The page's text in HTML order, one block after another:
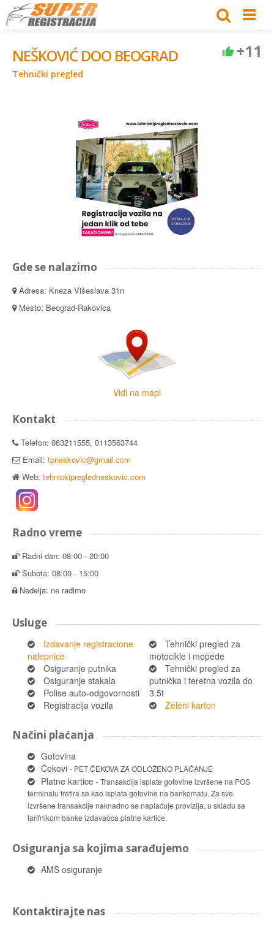
NEŠKOVIĆ DOO BEOGRAD
Tehnički pregled
+11
Gde se nalazimo
Adresa: Kneza Višeslava 31n
Mesto: Beograd-Rakovica
Vidi na mapi
Kontakt
Telefon: 063211555, 0113563744
Email: tpneskovic@gmail.com
Web: tehnickipregledneskovic.com
Radno vreme
Radni dan: 08:00 - 20:00
Subota: 08:00 - 15:00
Nedelja: ne radimo
Usluge
Izdavanje registracione
nalepnice
Osiguranje putnika
Osiguranje stakala
Polise auto-odgovornosti
Registracija vozila
Tehnički pregled za
motocikle i mopede
Tehnički pregled za
putnička i teretna vozila do
3.5t
Zeleni karton
Načini plaćanja
Gotovina
Čekovi - PET ČEKOVA ZA ODLOŽENO PLAĆANJE
Platne kartice - Transakcija isplate gotovine izvršene na POS
terminalu tretira se kao isplata gotovine na bankomatu. Za sve
izvršene transakcije naknadno se naplaćuje provizija, u skladu sa
tarifnikom banke izdavaoca platne kartice.
Osiguranja sa kojima sarađujemo
AMS osiguranje
Kontaktirajte nas